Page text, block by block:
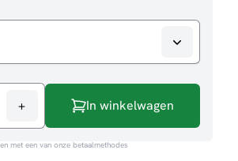
+ In winkelwagen
met een van onze betaalmethodes